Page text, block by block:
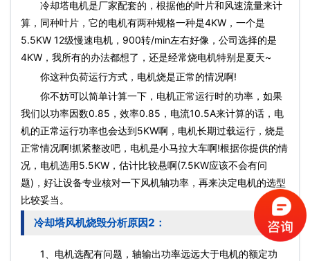
冷却塔电机是厂家配套的，根据他的叶片和风速流量来计
算，同种叶片，它的电机有两种规格一种是4KW，一个是
5.5KW 12级慢速电机，900转/min左右好像，公司选择的是
4KW，我所有的办法都想了，还是经常烧电机特别是夏天~
你这种负荷运行方式，电机烧是正常的情况啊!
你不妨可以简单计算一下，电机正常运行时的功率，如果
我们以功率因数0.85，效率0.85，电流10.5A来计算的话，电
机的正常运行功率也会达到5KW啊，电机长期过载运行，烧是
正常情况啊!抓紧整改吧，电机是小马拉大车啊!根据你提供的情
况，电机选用5.5KW，估计比较悬啊(7.5KW应该不会有问
题)，好让设备专业核对一下风机轴功率，再来决定电机的选型
比较妥当。
冷却塔风机烧毁分析原因2：
1、电机选配有问题，轴输出功率远远大于电机的额定功